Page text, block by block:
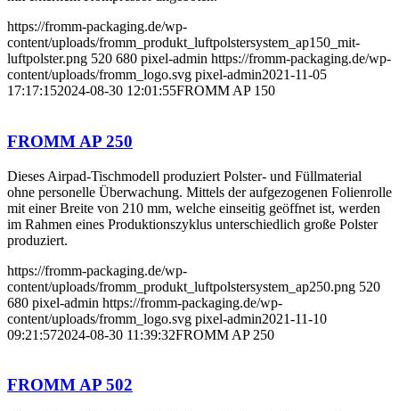
https://fromm-packaging.de/wp-
content/uploads/fromm_produkt_luftpolstersystem_ap150_mit-
luftpolster.png 520 680 pixel-admin https://fromm-packaging.de/wp-
content/uploads/fromm_logo.svg pixel-admin2021-11-05
17:17:152024-08-30 12:01:55FROMM AP 150
FROMM AP 250
Dieses Airpad-Tischmodell produziert Polster- und Füllmaterial
ohne personelle Überwachung. Mittels der aufgezogenen Folienrolle
mit einer Breite von 210 mm, welche einseitig geöffnet ist, werden
im Rahmen eines Produktionszyklus unterschiedlich große Polster
produziert.
https://fromm-packaging.de/wp-
content/uploads/fromm_produkt_luftpolstersystem_ap250.png 520
680 pixel-admin https://fromm-packaging.de/wp-
content/uploads/fromm_logo.svg pixel-admin2021-11-10
09:21:572024-08-30 11:39:32FROMM AP 250
FROMM AP 502